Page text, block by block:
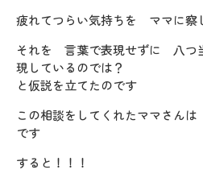
疲れてつらい気持ちを ママに察
それを 言葉で表現せずに 八つ
現しているのでは？
と仮説を立てたのです
この相談をしてくれたママさん
です
すると！！！